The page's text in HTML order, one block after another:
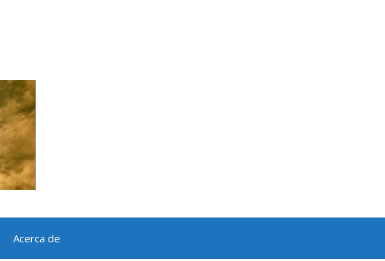
Acerca de